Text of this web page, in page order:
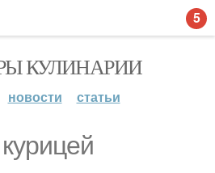
КУЛИНАРИИ
новости статьи
5